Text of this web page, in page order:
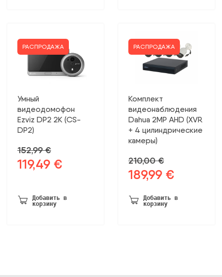
РАСПРОДАЖА
Умный
видеодомофон
Ezviz DP2 2K (CS-
DP2)
152,99€
Первоначальная
152,99 €.
119,49 €
Добавить в
корзину
РАСПРОДАЖА
Комплект
видеонаблюдения
Dahua 2MP AHD (XVR
+ 4 цилиндрические
камеры)
210,00€
Первоначальная
была:
210,00 €.
189,99 €
189,99 €.
Добавить в
корзину